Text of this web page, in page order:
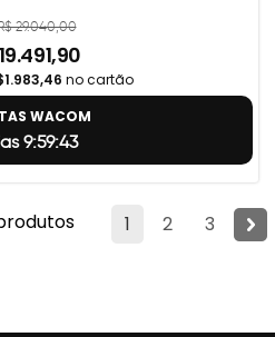
29.040,00
no cartão
WACOM
9:59:42
1 2 3